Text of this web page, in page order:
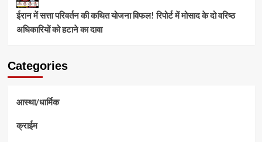
ईरान में सत्ता परिवर्तन की कथित योजना विफल! रिपोर्ट में मोसाद के दो वरिष्ठ
अधिकारियों को हटाने का दावा
Categories
आस्था/धार्मिक
क्राईम